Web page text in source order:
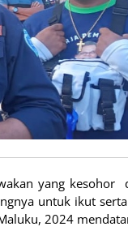
yang kesohor
untuk ikut
2024